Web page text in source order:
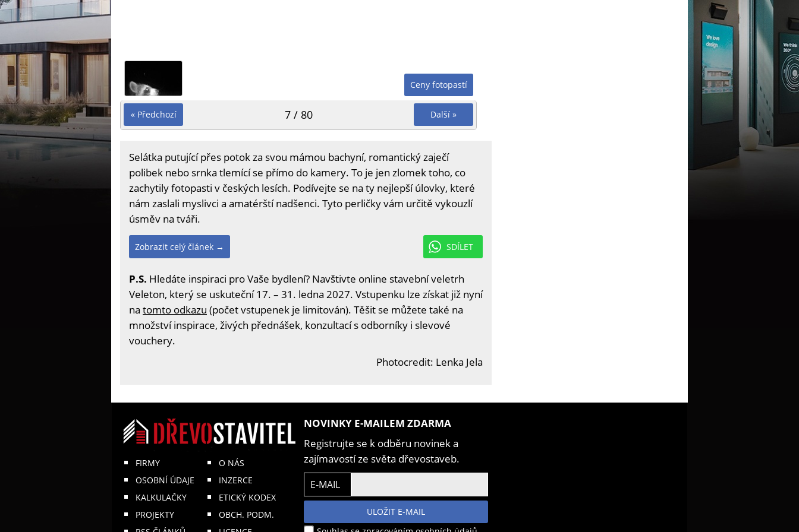
Ceny fotopastí
« Předchozí Další »
7 / 80
Selátka putující přes potok za svou mámou bachyní, romantický zaječí
polibek nebo srnka tlemící se přímo do kamery. To je jen zlomek toho, co
zachytily fotopasti v českých lesích. Podívejte se na ty nejlepší úlovky, které
nám zaslali myslivci a amatérští nadšenci. Tyto perličky vám určitě vykouzlí
úsměv na tváři.
SDÍLET
Zobrazit celý článek →
P.S. Hledáte inspiraci pro Vaše bydlení? Navštivte online stavební veletrh
Veleton, který se uskuteční 17. – 31. ledna 2027. Vstupenku lze získat již nyní
na tomto odkazu (počet vstupenek je limitován). Těšit se můžete také na
množství inspirace, živých přednášek, konzultací s odborníky i slevové
vouchery.
Photocredit: Lenka Jela
FIRMY
OSOBNÍ ÚDAJE
KALKULAČKY
PROJEKTY
O NÁS
INZERCE
ETICKÝ KODEX
OBCH. PODM.
NOVINKY E-MAILEM ZDARMA
Registrujte se k odběru novinek a
zajímavostí ze světa dřevostaveb.
E-MAIL
ULOŽIT E-MAIL